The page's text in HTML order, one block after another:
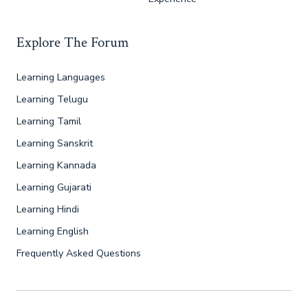
Explore The Forum
Learning Languages
Learning Telugu
Learning Tamil
Learning Sanskrit
Learning Kannada
Learning Gujarati
Learning Hindi
Learning English
Frequently Asked Questions